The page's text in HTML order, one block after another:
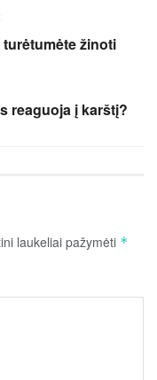
žinoti
reaguoja į karštį?
laukeliai pažymėti *